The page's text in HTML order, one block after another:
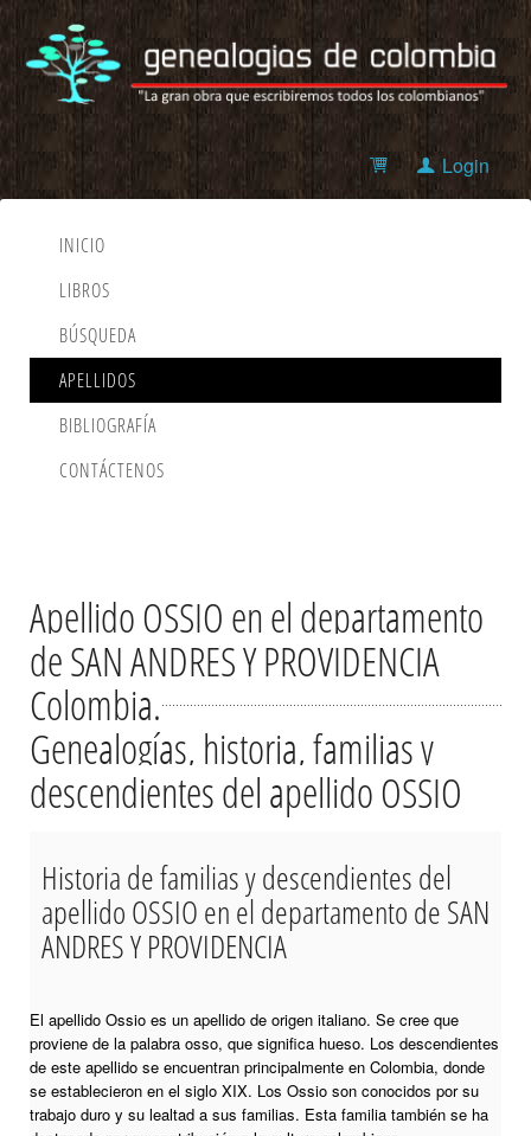
Login
INICIO
LIBROS
BÚSQUEDA
APELLIDOS
BIBLIOGRAFÍA
CONTÁCTENOS
Apellido OSSIO en el departamento
de SAN ANDRES Y PROVIDENCIA
Colombia.
Genealogías, historia, familias y
descendientes del apellido OSSIO
Historia de familias y descendientes del
apellido OSSIO en el departamento de SAN
ANDRES Y PROVIDENCIA
El apellido Ossio es un apellido de origen italiano. Se cree que
proviene de la palabra osso, que significa hueso. Los descendientes
de este apellido se encuentran principalmente en Colombia, donde
se establecieron en el siglo XIX. Los Ossio son conocidos por su
trabajo duro y su lealtad a sus familias. Esta familia también se ha